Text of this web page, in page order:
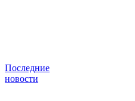
Последние
новости